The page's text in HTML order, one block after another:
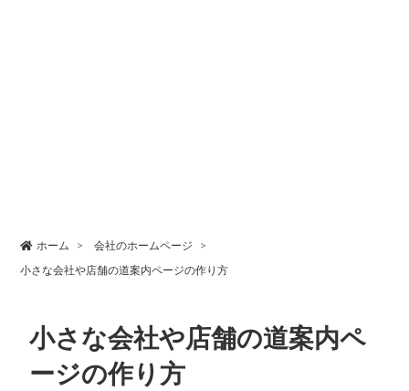
ホーム
会社のホームページ
小さな会社や店舗の道案内ページの作り方
小さな会社や店舗の道案内ペ
ージの作り方